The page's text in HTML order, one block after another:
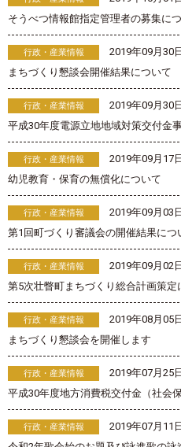
そうべつ情報館指定管理者の募集に
行政・産業情報
2019年09月30日
まちづくり懇談会開催結果について
行政・産業情報
2019年09月30日
平成30年度電源立地地域対策交付金
行政・産業情報
2019年09月17日
幼児教育・保育の無償化について
行政・産業情報
2019年09月03日
第1回町づくり審議会の開催結果につ
行政・産業情報
2019年09月02日
第5次壮瞥町まちづくり総合計画策
行政・産業情報
2019年08月05日
まちづくり懇談会を開催します
行政・産業情報
2019年07月25日
平成30年度地方消費税交付金（社会
行政・産業情報
2019年07月11日